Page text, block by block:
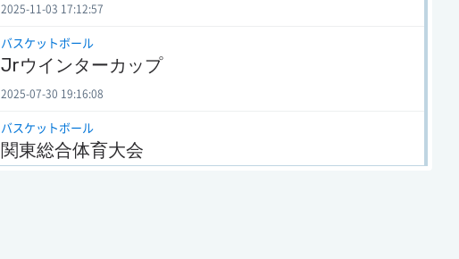
2025-11-03 17:12:57
バスケットボール
Jrウインターカップ
2025-07-30 19:16:08
バスケットボール
関東総合体育大会